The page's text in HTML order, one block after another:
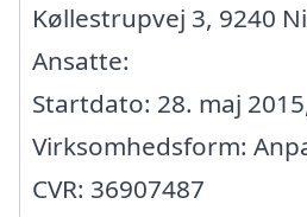
Køllestrupvej 3, 9240
Ansatte:
Startdato: 28. maj
Virksomhedsform:
CVR: 36907487